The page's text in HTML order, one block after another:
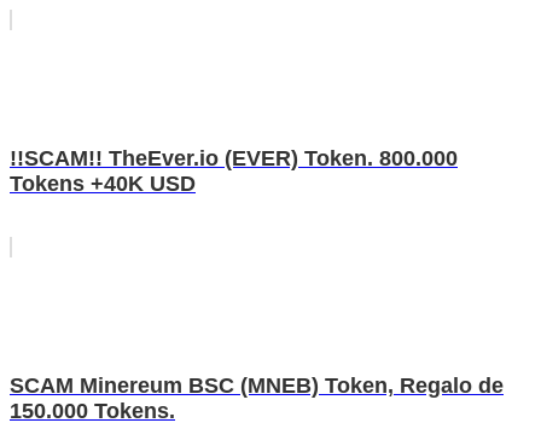
!!SCAM!! TheEver.io (EVER) Token. 800.000
Tokens +40K USD
SCAM Minereum BSC (MNEB) Token, Regalo de
150.000 Tokens.